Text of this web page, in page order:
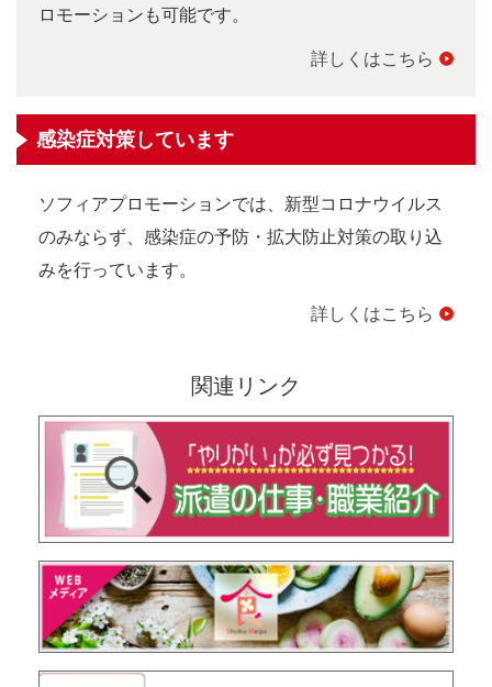
ロモーションも可能です。
詳しくはこちら
感染症対策しています
ソフィアプロモーションでは、新型コロナウイルス
のみならず、感染症の予防・拡大防止対策の取り込
みを行っています。
詳しくはこちら
関連リンク